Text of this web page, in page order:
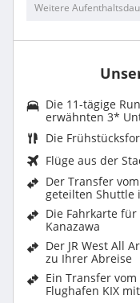
Weitere
Die 11-tägige
erwähnten 3*
Die
Flüge aus der
Der Transfer
geteilten Shuttle
Die Fahrkarte
Kanazawa
Der JR West All
zu Ihrer Abreise
Ein Transfer
Flughafen KIX